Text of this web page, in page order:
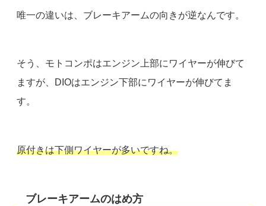
唯一の違いは、ブレーキアームの向きが逆なんです。
そう、モトコンポはエンジン上部にワイヤーが伸びて
ますが、DIOはエンジン下部にワイヤーが伸びてま
す。
原付きは下側ワイヤーが多いですね。
ブレーキアームのはめ方